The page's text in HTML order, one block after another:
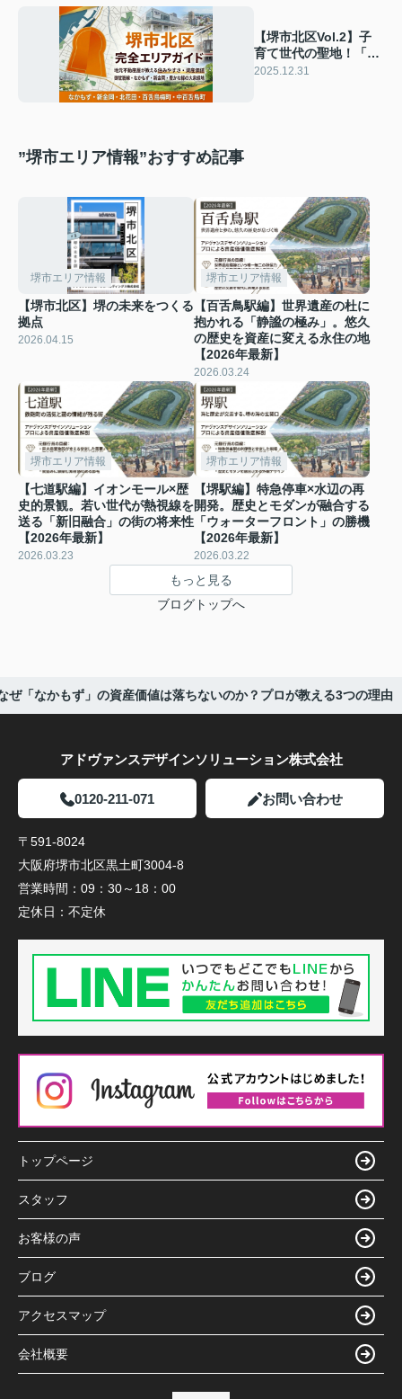
【堺市北区Vol.2】子
育て世代の聖地！「大
泉緑地」が庭になる、
2025.12.31
”堺市エリア情報”おすすめ記事
堺市エリア情報
【堺市北区】堺の未来をつくる
拠点
2026.04.15
堺市エリア情報
【百舌鳥駅編】世界遺産の杜に
抱かれる「静謐の極み」。悠久
の歴史を資産に変える永住の地
【2026年最新】
2026.03.24
堺市エリア情報
【七道駅編】イオンモール×歴
史的景観。若い世代が熱視線を
送る「新旧融合」の街の将来性
【2026年最新】
2026.03.23
堺市エリア情報
【堺駅編】特急停車×水辺の再
開発。歴史とモダンが融合する
「ウォーターフロント」の勝機
【2026年最新】
2026.03.22
もっと見る
ブログトップへ
ぜ「なかもず」の資産価値は落ちないのか？プロが教える3つの理由
アドヴァンスデザインソリューション株式会社
0120-211-071 お問い合わせ
〒591-8024
大阪府堺市北区黒土町3004-8
営業時間： 09：30～18：00
定休日： 不定休
トップページ
スタッフ
お客様の声
ブログ
アクセスマップ
会社概要